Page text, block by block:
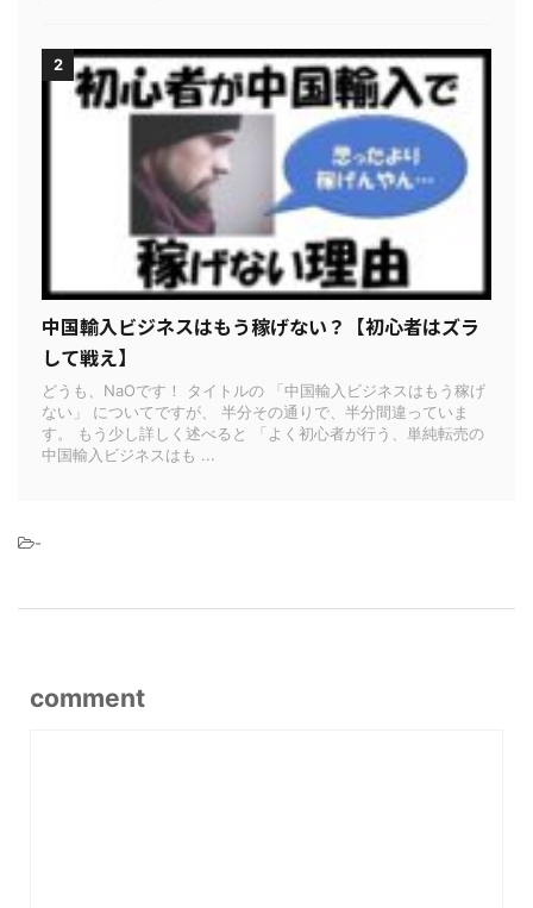
2
中国輸入ビジネスはもう稼げない？【初心者はズラ
して戦え】
どうも、NaOです！ タイトルの 「中国輸入ビジネスはもう稼げ
ない」 についてですが、 半分その通りで、半分間違っていま
す。 もう少し詳しく述べると 「よく初心者が行う、単純転売の
中国輸入ビジネスはも ...
-
comment